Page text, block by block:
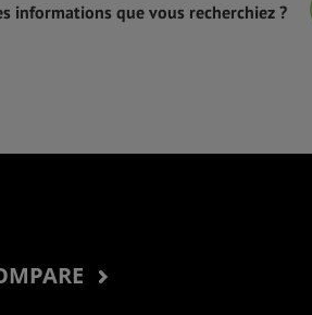
informations que vous recherchiez ?